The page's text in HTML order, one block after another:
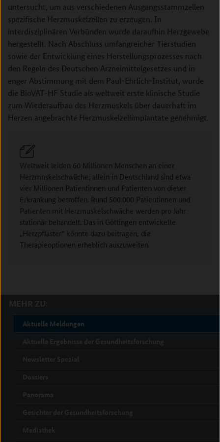
untersucht, um aus verschiedenen Ausgangsstammzellen
spezifische Herzmuskelzellen zu erzeugen. In
interdisziplinären Verbünden wurde daraufhin Herzgewebe
hergestellt. Nach Abschluss umfangreicher Tierstudien
sowie der Entwicklung eines Herstellungsprozesses nach
den Regeln des Deutschen Arzneimittelgesetzes und in
enger Abstimmung mit dem Paul-Ehrlich-Institut, wurde
die BioVAT-HF Studie als weltweit erste klinische Studie
zum Wiederaufbau des Herzmuskels über dauerhaft im
Herzen angebrachte Herzmuskelzellimplantate genehmigt.
Weltweit leiden 60 Millionen Menschen an einer
Herzmuskelschwäche; allein in Deutschland sind etwa
vier Millionen Patientinnen und Patienten von dieser
Erkrankung betroffen. Rund 500.000 Patientinnen und
Patienten mit Herzmuskelschwäche werden pro Jahr
stationär behandelt. Das in Göttingen entwickelte
„Herzpflaster“ könnte dazu beitragen, die
Therapieoptionen erheblich auszuweiten.
Aktuelle Meldungen